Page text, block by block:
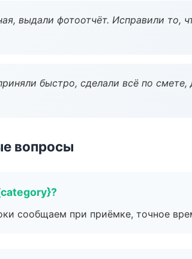
выдали фотоотчёт. Исправили то,
быстро, сделали всё по смете,
вопросы
сообщаем при приёмке, точное